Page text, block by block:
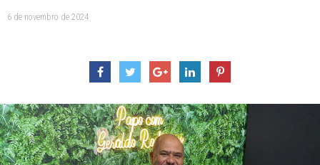
6 de novembro de 2024